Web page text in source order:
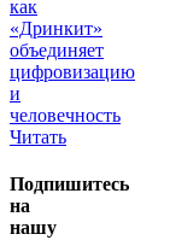
как
«Дринкит»
объединяет
цифровизацию
и
человечность
Читать
Подпишитесь
на
нашу